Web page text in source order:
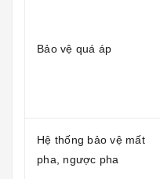
Bảo vệ quá áp
Hệ thống bảo vệ mất
pha, ngược pha